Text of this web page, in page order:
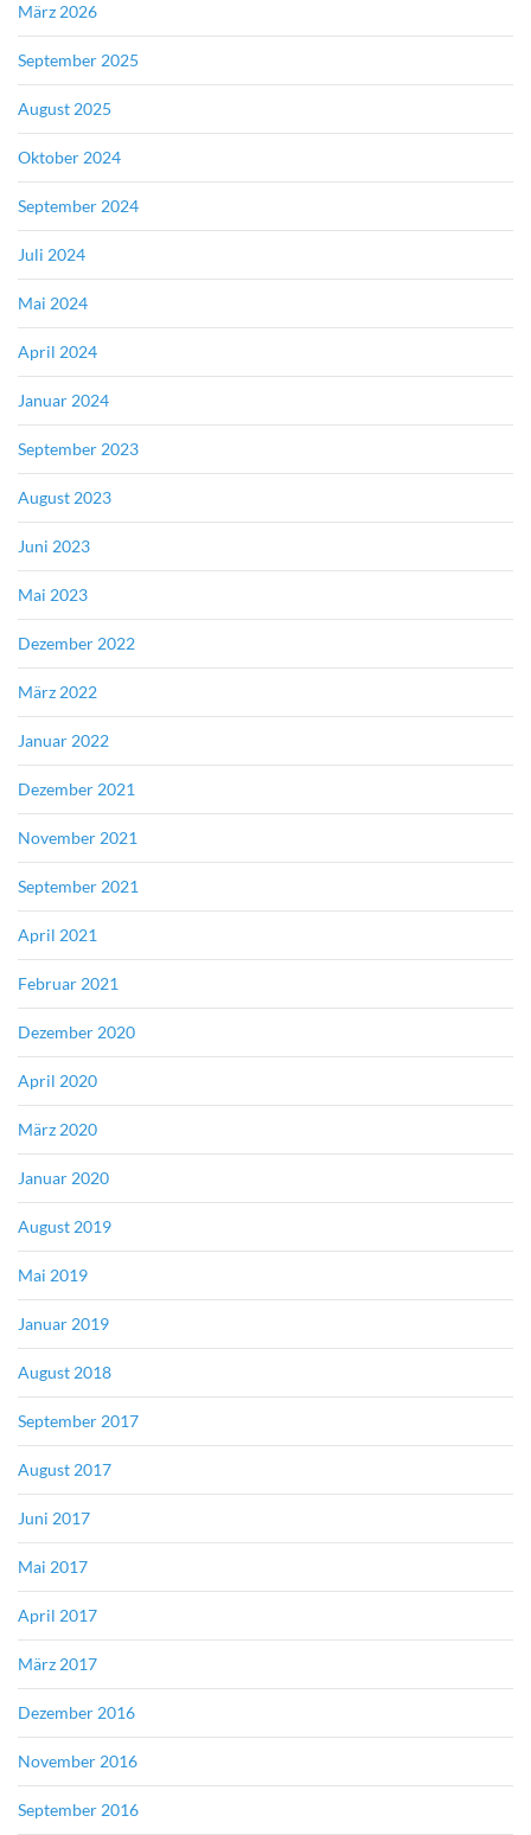
März 2026
September 2025
August 2025
Oktober 2024
September 2024
Juli 2024
Mai 2024
April 2024
Januar 2024
September 2023
August 2023
Juni 2023
Mai 2023
Dezember 2022
März 2022
Januar 2022
Dezember 2021
November 2021
September 2021
April 2021
Februar 2021
Dezember 2020
April 2020
März 2020
Januar 2020
August 2019
Mai 2019
Januar 2019
August 2018
September 2017
August 2017
Juni 2017
Mai 2017
April 2017
März 2017
Dezember 2016
November 2016
September 2016